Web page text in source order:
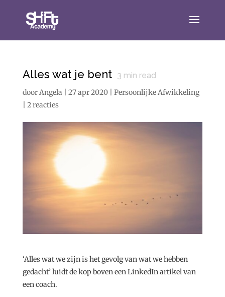
Alles wat je bent 3 min read
doorAngela 27 apr 2020| Persoonlijke Afwikkeling
2 reacties
‘Alles wat we zijn is het gevolg van wat we hebben
gedacht’ luidt de kop boven een LinkedIn artikel van
een coach.